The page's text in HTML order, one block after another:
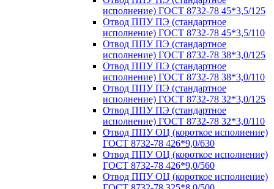
исполнение) ГОСТ 8732-78 45*3,5/125
Отвод ППУ ПЭ (стандартное
исполнение) ГОСТ 8732-78 45*3,5/110
Отвод ППУ ПЭ (стандартное
исполнение) ГОСТ 8732-78 38*3,0/125
Отвод ППУ ПЭ (стандартное
исполнение) ГОСТ 8732-78 38*3,0/110
Отвод ППУ ПЭ (стандартное
исполнение) ГОСТ 8732-78 32*3,0/125
Отвод ППУ ПЭ (стандартное
исполнение) ГОСТ 8732-78 32*3,0/110
Отвод ППУ ОЦ (короткое исполнение)
ГОСТ 8732-78 426*9,0/630
Отвод ППУ ОЦ (короткое исполнение)
ГОСТ 8732-78 426*9,0/560
Отвод ППУ ОЦ (короткое исполнение)